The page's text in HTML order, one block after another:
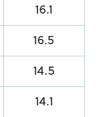
16.1
16.5
14.5
14.1